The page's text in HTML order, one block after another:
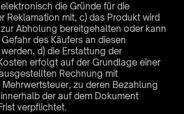
die Gründe für die
Reklamation mit, c) das Produkt wird
Abholung bereitgehalten oder kann
des Käufers an diesen
d) die Erstattung der
erfolgt auf der Grundlage einer
Rechnung mit
zu deren Bezahlung
der auf dem Dokument
verpflichtet.